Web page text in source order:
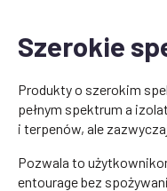
Szerokie
Produkty o szerokim
pełnym spektrum a
i terpenów, ale
Pozwala to
entourage bez